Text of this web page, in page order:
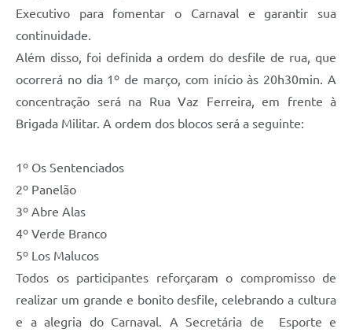
Executivo para fomentar o Carnaval e garantir sua
continuidade.
Além disso, foi definida a ordem do desfile de rua, que
ocorrerá no dia 1º de março, com início às 20h30min. A
concentração será na Rua Vaz Ferreira, em frente à
Brigada Militar. A ordem dos blocos será a seguinte:
1º Os Sentenciados
2º Panelão
3º Abre Alas
4º Verde Branco
5º Los Malucos
Todos os participantes reforçaram o compromisso de
realizar um grande e bonito desfile, celebrando a cultura
e a alegria do Carnaval. A Secretária de Esporte e